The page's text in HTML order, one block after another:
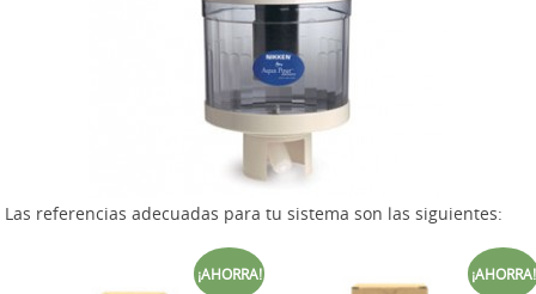
Las referencias adecuadas para tu sistema son las siguientes:
¡AHORRA! ¡AHORRA!